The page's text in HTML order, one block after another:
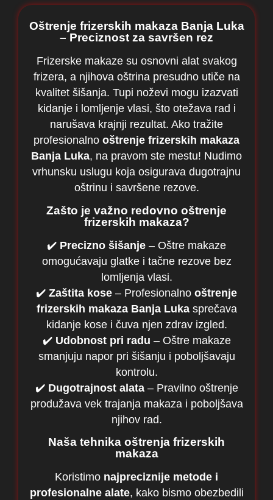
Oštrenje frizerskih makaza Banja Luka
– Preciznost za savršen rez
Frizerske makaze su osnovni alat svakog
frizera, a njihova oštrina presudno utiče na
kvalitet šišanja. Tupi noževi mogu izazvati
kidanje i lomljenje vlasi, što otežava rad i
narušava krajnji rezultat. Ako tražite
profesionalno oštrenje frizerskih makaza
Banja Luka, na pravom ste mestu! Nudimo
vrhunsku uslugu koja osigurava dugotrajnu
oštrinu i savršene rezove.
Zašto je važno redovno oštrenje
frizerskih makaza?
✔️ Precizno šišanje – Oštre makaze
omogućavaju glatke i tačne rezove bez
lomljenja vlasi.
✔️ Zaštita kose – Profesionalno oštrenje
frizerskih makaza Banja Lukasprečava
kidanje kose i čuva njen zdrav izgled.
✔️ Udobnost pri radu – Oštre makaze
smanjuju napor pri šišanju i poboljšavaju
kontrolu.
✔️ Dugotrajnost alata– Pravilno oštrenje
produžava vek trajanja makaza i poboljšava
njihov rad.
Naša tehnika oštrenja frizerskih
makaza
Koristimo najpreciznije metode i
profesionalne alate, kako bismo obezbedili